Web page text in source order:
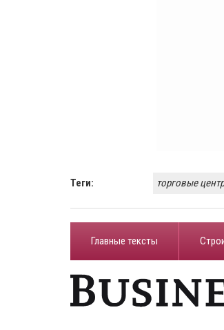
Теги: торговые
Главные тексты